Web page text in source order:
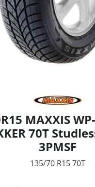
MAXXIS
70T
3PMSF
135/70 R15 70T